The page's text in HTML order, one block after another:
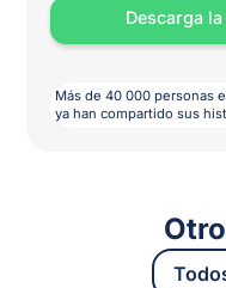
Descarga
Más de 40 000 personas
ya han compartido sus